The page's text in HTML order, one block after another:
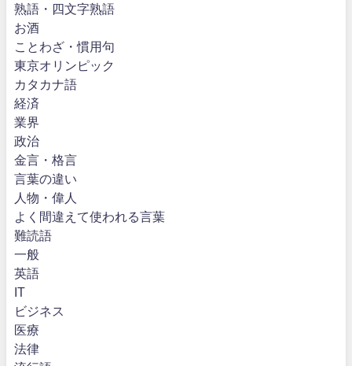
熟語・四文字熟語
お酒
ことわざ・慣用句
東京オリンピック
カタカナ語
経済
業界
政治
金言・格言
言葉の違い
人物・偉人
よく間違えて使われる言葉
難読語
一般
英語
IT
ビジネス
医療
法律